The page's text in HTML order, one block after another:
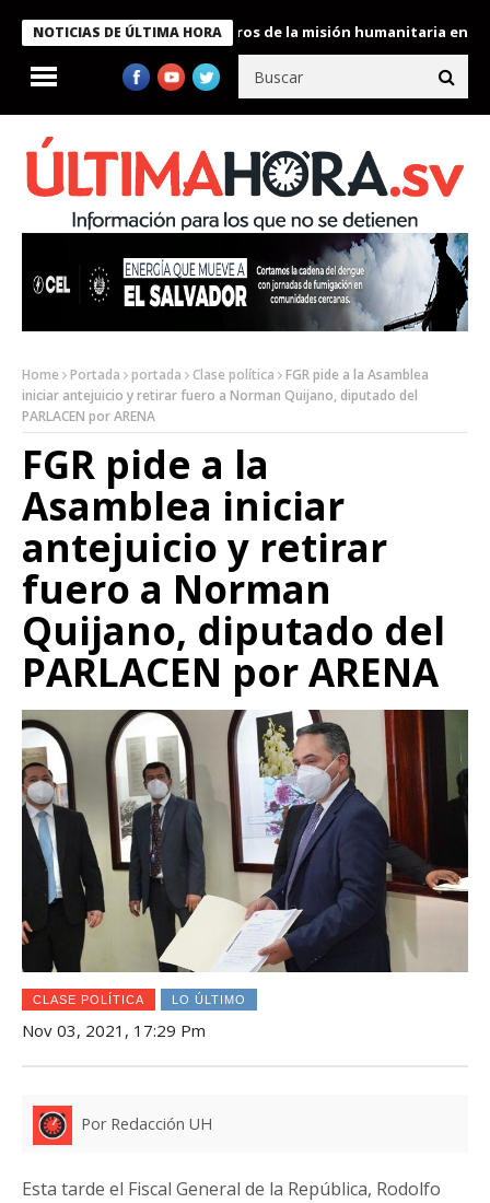
NOTICIAS DE ÚLTIMA HORA
condecora a miembros de la misión humanitaria enviada a
Home Portada portada Clase política
FGR pide a la Asamblea
iniciar antejuicio y retirar fuero a Norman Quijano, diputado del
PARLACEN por ARENA
FGR pide a la
Asamblea iniciar
antejuicio y retirar
fuero a Norman
Quijano, diputado del
PARLACEN por ARENA
CLASE POLÍTICA LO ÚLTIMO
Nov 03, 2021, 17:29 Pm
Por Redacción UH
Esta tarde el Fiscal General de la República, Rodolfo